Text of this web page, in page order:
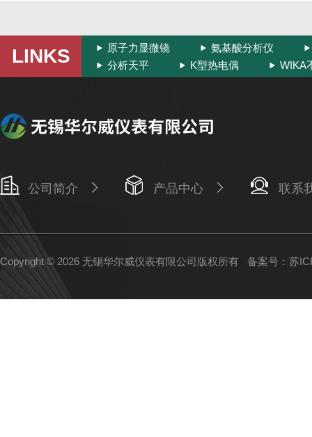
LINKS 原子力显微镜
氨基酸分析仪
分析天平
K型热电偶 WIKA
公司简介 产品中心 联系
Copyright © 2026 无锡华尔威仪表有限公司版权所有 备案号：苏